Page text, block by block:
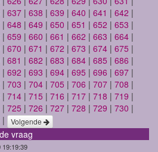
| 637 | 638 | 639 | 640 | 641 | 642 |
| 648 | 649 | 650 | 651 | 652 | 653 |
| 659 | 660 | 661 | 662 | 663 | 664 |
| 670 | 671 | 672 | 673 | 674 | 675 |
| 681 | 682 | 683 | 684 | 685 | 686 |
| 692 | 693 | 694 | 695 | 696 | 697 |
| 703 | 704 | 705 | 706 | 707 | 708 |
| 714 | 715 | 716 | 717 | 718 | 719 |
| 725 | 726 | 727 | 728 | 729 | 730 |
| Volgende
vraag
19:19:39